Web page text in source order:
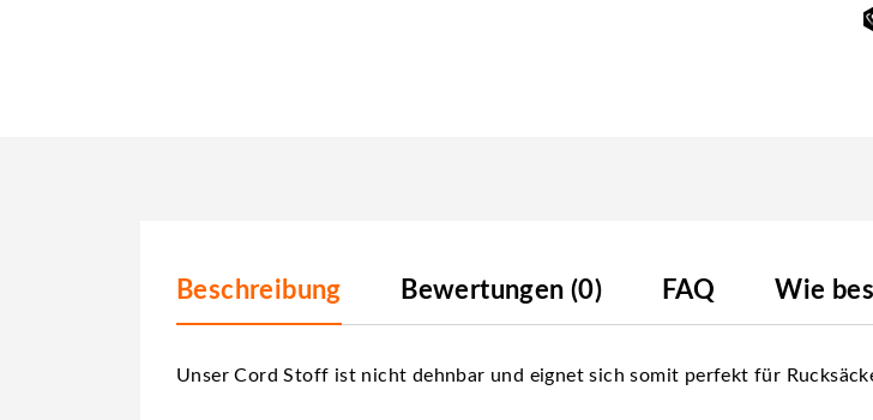
Beschreibung Bewertungen (0) FAQ Wie
Unser Cord Stoff ist nicht dehnbar und eignet sich somit perfekt für